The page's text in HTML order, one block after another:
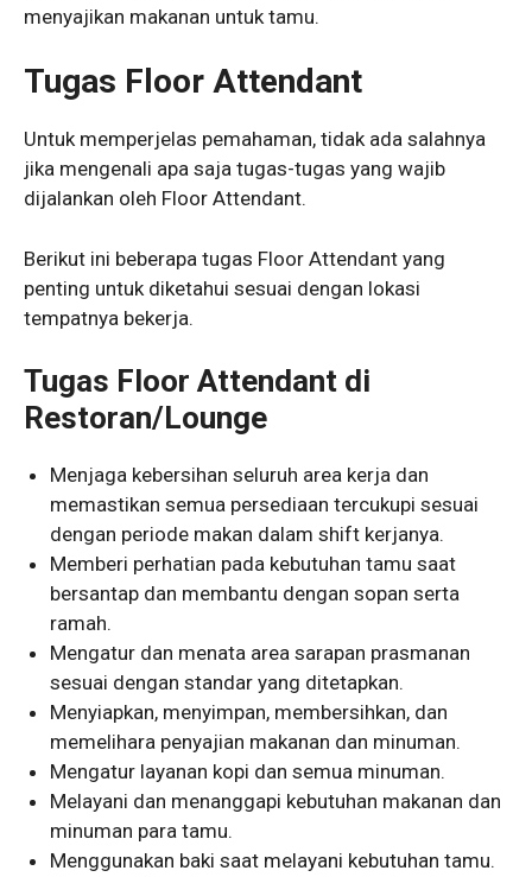
menyajikan makanan untuk tamu.
Tugas Floor Attendant
Untuk memperjelas pemahaman, tidak ada salahnya
jika mengenali apa saja tugas-tugas yang wajib
dijalankan oleh Floor Attendant.
Berikut ini beberapa tugas Floor Attendant yang
penting untuk diketahui sesuai dengan lokasi
tempatnya bekerja.
Tugas Floor Attendant di
Restoran/Lounge
Menjaga kebersihan seluruh area kerja dan
memastikan semua persediaan tercukupi sesuai
dengan periode makan dalam shift kerjanya.
Memberi perhatian pada kebutuhan tamu saat
bersantap dan membantu dengan sopan serta
ramah.
Mengatur dan menata area sarapan prasmanan
sesuai dengan standar yang ditetapkan.
Menyiapkan, menyimpan, membersihkan, dan
memelihara penyajian makanan dan minuman.
Mengatur layanan kopi dan semua minuman.
Melayani dan menanggapi kebutuhan makanan dan
minuman para tamu.
Menggunakan baki saat melayani kebutuhan tamu.